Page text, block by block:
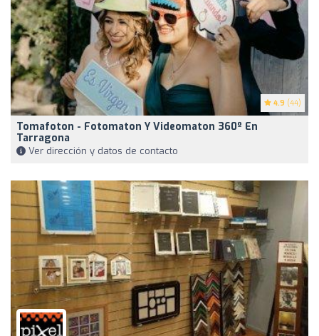
4.9 (44)
Tomafoton - Fotomaton Y Videomaton 360º En
Tarragona
Ver dirección y datos de contacto